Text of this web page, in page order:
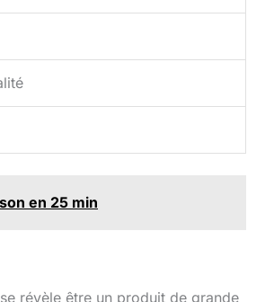
en 25 min
révèle être un produit de grande